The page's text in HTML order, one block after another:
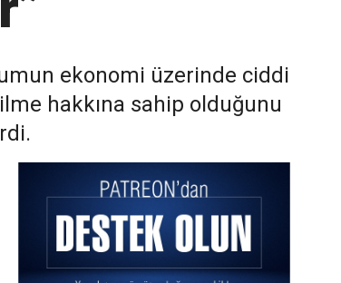
ekonomi üzerinde ciddi
hakkına sahip olduğunu